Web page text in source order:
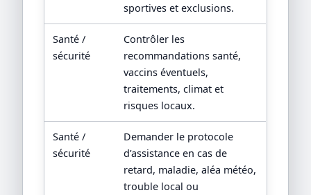
sportives et exclusions.
Santé /
sécurité
Contrôler les
recommandations santé,
vaccins éventuels,
traitements, climat et
risques locaux.
Santé /
sécurité
Demander le protocole
d’assistance en cas de
retard, maladie, aléa météo,
trouble local ou